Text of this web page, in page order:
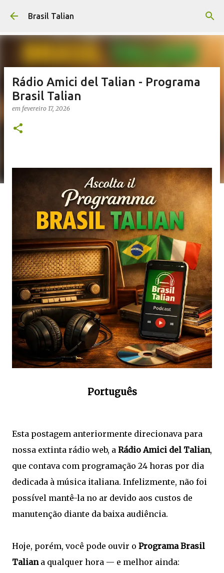
Pular para o conteúdo principal
Brasil Talian
Rádio Amici del Talian - Programa
Brasil Talian
em fevereiro 17, 2026
Português
Esta postagem anteriormente direcionava para
nossa extinta rádio web, a Rádio Amici del Talian,
que contava com programação 24 horas por dia
dedicada à música italiana. Infelizmente, não foi
possível mantê-la no ar devido aos custos de
manutenção diante da baixa audiência.
Hoje, porém, você pode ouvir o Programa Brasil
Talian a qualquer hora — e melhor ainda: